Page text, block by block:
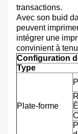
transactions.
Avec son buid
peuvent
intégrer une
convinient à
Configuration
Type
Plate-forme